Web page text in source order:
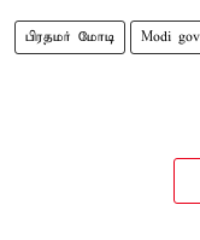
பிரதமர் மோடி Modi